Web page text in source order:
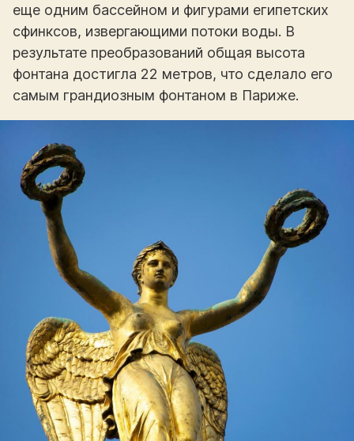
еще одним бассейном и фигурами египетских
сфинксов, извергающими потоки воды. В
результате преобразований общая высота
фонтана достигла 22 метров, что сделало его
самым грандиозным фонтаном в Париже.